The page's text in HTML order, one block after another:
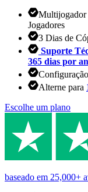
Multijogador
Jogadores
3 Dias de
Suporte
365 dias por
Alterne para
Escolhe um plano
baseado em 25,000+